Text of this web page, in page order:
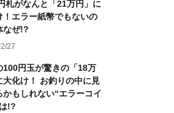
札がなんと「21万円」に
！エラー紙幣でもないの
なぜ!?
27
100円玉が驚きの「18万
大化け！ お釣りの中に見
かもしれない“エラーコイ
!?